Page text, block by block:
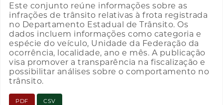
Este conjunto reúne informações sobre as
infrações de trânsito relativas à frota registrada
no Departamento Estadual de Trânsito. Os
dados incluem informações como categoria e
espécie do veículo, Unidade da Federação da
ocorrência, localidade, ano e mês. A publicação
visa promover a transparência na fiscalização e
possibilitar análises sobre o comportamento no
trânsito.
PDF CSV